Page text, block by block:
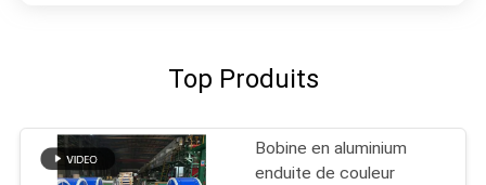
Top Produits
Bobine en aluminium
enduite de couleur